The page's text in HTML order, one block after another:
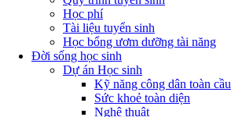
Học phí
Tài liệu tuyển sinh
Học bổng ươm dưỡng tài năng
Đời sống học sinh
Dự án Học sinh
Kỹ năng công dân toàn cầu
Sức khoẻ toàn diện
Nghệ thuật